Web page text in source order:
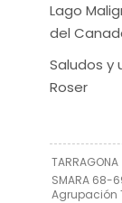
Lago
del
Saludos y
Roser
TARRAGONA
SMARA 68-
Agrupación